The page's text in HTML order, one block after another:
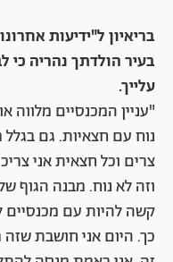
בריאיון ל"ידיעות
בעיר הולדתך נהריה כי
עלייך.
"עניין המכנסיים מלווה
נוח עם חצאיות. גם
צרים וכל חצאית אני
וזה לא נוח. מבנה הגוף
קשה להיות עם
כך. היום אני חושבת